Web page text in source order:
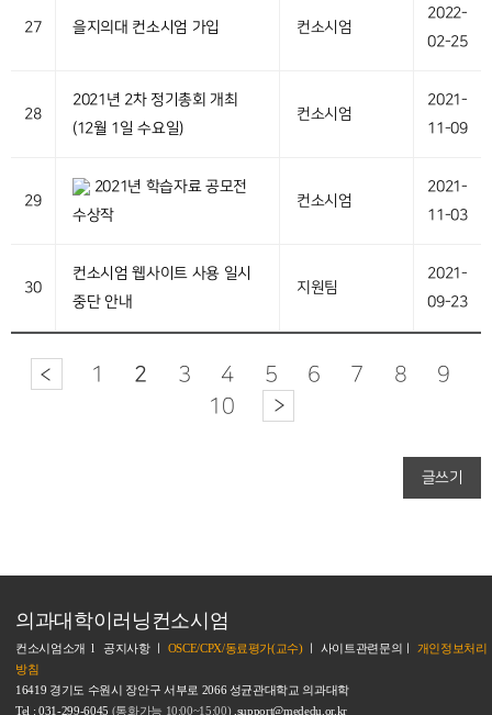
27 을지의대 컨소시엄 가입 컨소시엄
2022-
02-25
28
2021년 2차 정기총회 개최
(12월 1일 수요일)
컨소시엄
2021-
11-09
29
2021년 학습자료 공모전
수상작
컨소시엄
2021-
11-03
30
컨소시엄 웹사이트 사용 일시
중단 안내
지원팀
2021-
09-23
1 2 3 4 5 6 7 8
9
10
글쓰기
의과대학이러닝컨소시엄
컨소시엄소개 l 공지사항ㅣ OSCE/CPX/동료평가(교수)ㅣ 사이트관련문의 ㅣ
개인정보처리
방침
16419 경기도 수원시 장안구 서부로 2066 성균관대학교 의과대학
Tel : 031-299-6045 (통화가능 10:00~15:00),support@mededu.or.kr